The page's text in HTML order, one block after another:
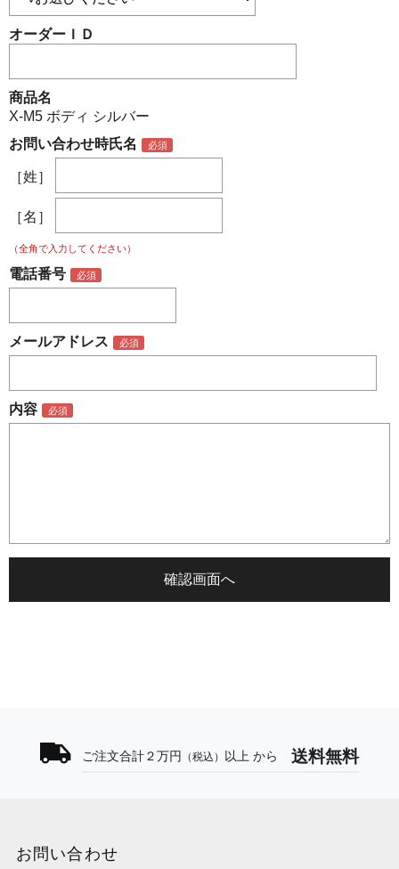
オーダーＩＤ
商品名
X-M5 ボディ シルバー
お問い合わせ時氏名
［姓］
［名］
（全角で入力してください）
電話番号
メールアドレス
内容
ご注文合計２万円 （税込） 以上 から 送料無料
お問い合わせ